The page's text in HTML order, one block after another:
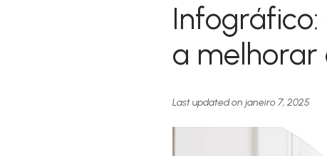
Infográfico:
a melhorar
Last updated on janeiro 7, 2025